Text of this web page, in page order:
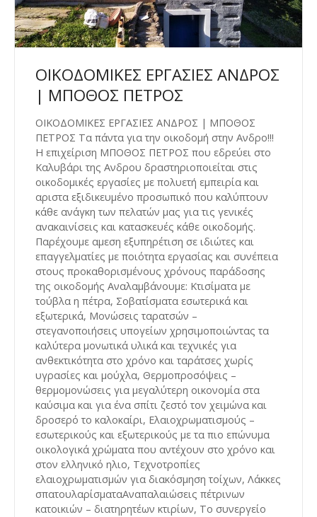
ΟΙΚΟΔΟΜΙΚΕΣ ΕΡΓΑΣΙΕΣ ΑΝΔΡΟΣ
| ΜΠΟΘΟΣ ΠΕΤΡΟΣ
ΟΙΚΟΔΟΜΙΚΕΣ ΕΡΓΑΣΙΕΣ ΑΝΔΡΟΣ | ΜΠΟΘΟΣ
ΠΕΤΡΟΣ Τα πάντα για την οικοδομή στην Ανδρο!!!
Η επιχείριση ΜΠΟΘΟΣ ΠΕΤΡΟΣ που εδρεύει στο
Καλυβάρι της Ανδρου δραστηριοποιείται στις
οικοδομικές εργασίες με πολυετή εμπειρία και
αριστα εξιδικευμένο προσωπικό που καλύπτουν
κάθε ανάγκη των πελατών μας για τις γενικές
ανακαινίσεις και κατασκευές κάθε οικοδομής.
Παρέχουμε αμεση εξυπηρέτιση σε ιδιώτες και
επαγγελματίες με ποιότητα εργασίας και συνέπεια
στους προκαθορισμένους χρόνους παράδοσης
της οικοδομής Αναλαμβάνουμε: Κτισίματα με
τούβλα η πέτρα, Σοβατίσματα εσωτερικά και
εξωτερικά, Μονώσεις ταρατσών –
στεγανοποιήσεις υπογείων χρησιμοποιώντας τα
καλύτερα μονωτικά υλικά και τεχνικές για
ανθεκτικότητα στο χρόνο και ταράτσες χωρίς
υγρασίες και μούχλα, Θερμοπροσόψεις –
θερμομονώσεις για μεγαλύτερη οικονομία στα
καύσιμα και για ένα σπίτι ζεστό τον χειμώνα και
δροσερό το καλοκαίρι, Ελαιοχρωματισμούς –
εσωτερικούς και εξωτερικούς με τα πιο επώνυμα
οικολογικά χρώματα που αντέχουν στο χρόνο και
στον ελληνικό ηλιο, Τεχνοτροπίες
ελαιοχρωματισμών για διακόσμηση τοίχων, Λάκκες
σπατουλαρίσματαΑναπαλαιώσεις πέτρινων
κατοικιών – διατηρητέων κτιρίων, Το συνεργείο